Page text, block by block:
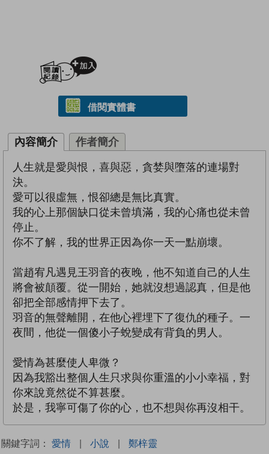
借閱實體書
內容簡介 作者簡介
人生就是愛與恨，喜與惡，貪婪與墮落的連場對
決。
愛可以很虛無，恨卻總是無比真實。
我的心上那個缺口從未曾填滿，我的心痛也從未曾
停止。
你不了解，我的世界正因為你一天一點崩壞。
當趙宥凡遇見王羽音的夜晚，他不知道自己的人生
將會被顛覆。從一開始，她就沒想過認真，但是他
卻把全部感情押下去了。
羽音的無聲離開，在他心裡埋下了復仇的種子。一
夜間，他從一個傻小子蛻變成有背負的男人。
愛情為甚麼使人卑微？
因為我豁出整個人生只求與你重溫的小小幸福，對
你來說竟然從不算甚麼。
於是，我寧可傷了你的心，也不想與你再沒相干。
關鍵字詞： 愛情 | 小說 | 鄭梓靈